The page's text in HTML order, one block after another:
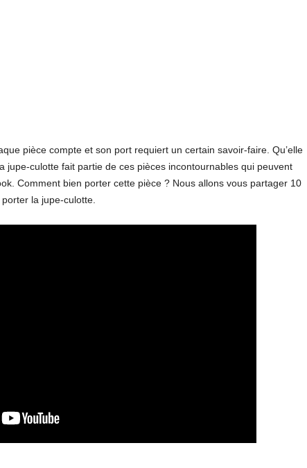
pièce compte et son port requiert un certain savoir-faire. Qu’elle
jupe-culotte fait partie de ces pièces incontournables qui peuvent
Comment bien porter cette pièce ? Nous allons vous partager 10
la jupe-culotte.